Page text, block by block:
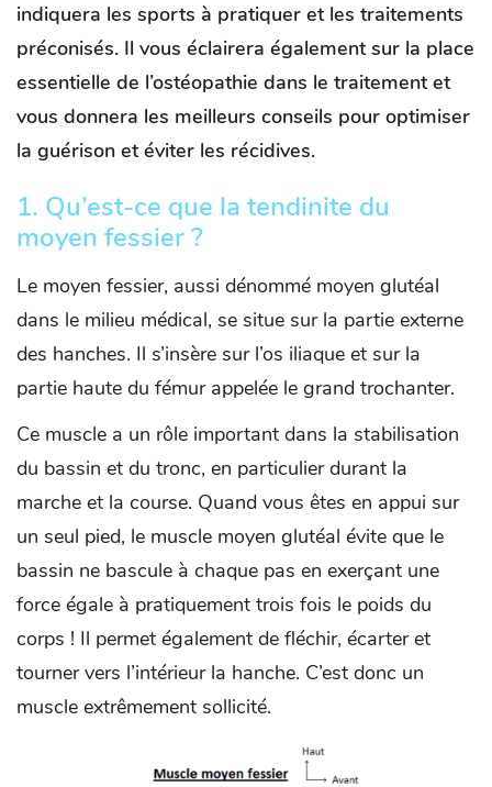
indiquera les sports à pratiquer et les traitements
préconisés. Il vous éclairera également sur la place
essentielle de l’ostéopathie dans le traitement et
vous donnera les meilleurs conseils pour optimiser
la guérison et éviter les récidives.
1. Qu’est-ce que la tendinite du
moyen fessier ?
Le moyen fessier, aussi dénommé moyen glutéal
dans le milieu médical, se situe sur la partie externe
des hanches. Il s’insère sur l’os iliaque et sur la
partie haute du fémur appelée le grand trochanter.
Ce muscle a un rôle important dans la stabilisation
du bassin et du tronc, en particulier durant la
marche et la course. Quand vous êtes en appui sur
un seul pied, le muscle moyen glutéal évite que le
bassin ne bascule à chaque pas en exerçant une
force égale à pratiquement trois fois le poids du
corps ! Il permet également de fléchir, écarter et
tourner vers l’intérieur la hanche. C’est donc un
muscle extrêmement sollicité.